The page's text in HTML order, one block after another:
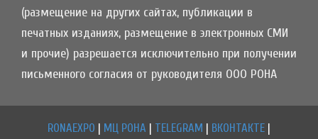
(размещение на других сайтах, публикации в
печатных изданиях, размещение в электронных СМИ
и прочие) разрешается исключительно при получении
письменного согласия от руководителя ООО РОНА
RONAEXPO | МЦ РОНА | TELEGRAM | ВКОНТАКТЕ |